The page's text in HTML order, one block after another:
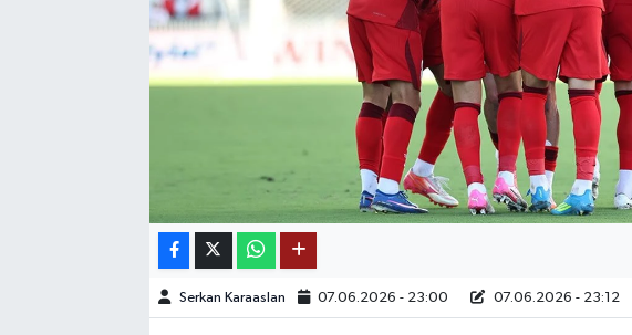
Serkan Karaaslan 07.06.2026 - 23:00 07.06.2026 - 23:12
OTOMOTİV